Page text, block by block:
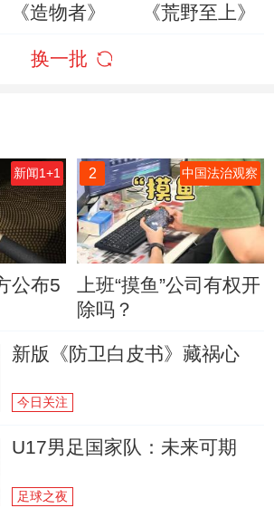
《造物者》 《荒野至上》
换一批
新闻1+1
公布5
2 中国法治观察
上班“摸鱼”公司有权开
除吗？
新版《防卫白皮书》藏祸心
今日关注
U17男足国家队：未来可期
足球之夜